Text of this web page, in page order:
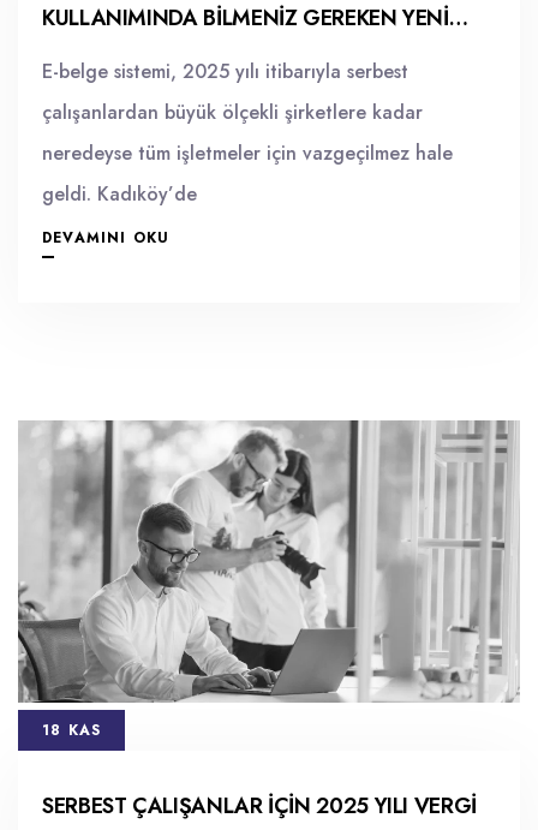
KULLANIMINDA BILMENIZ GEREKEN YENI
KURALLAR
E-belge sistemi, 2025 yılı itibarıyla serbest
çalışanlardan büyük ölçekli şirketlere kadar
neredeyse tüm işletmeler için vazgeçilmez hale
geldi. Kadıköy’de
DEVAMINI OKU
SERBEST ÇALIŞANLAR İÇIN 2025 YILI VERGI
18 KAS